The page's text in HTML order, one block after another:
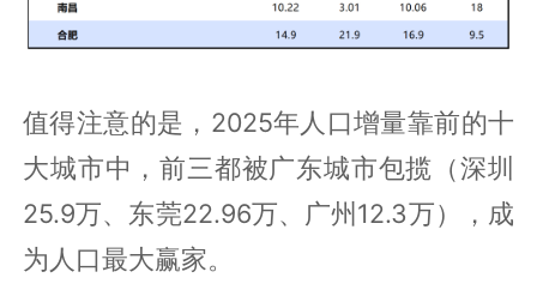
值得注意的是，2025年人口增量靠前的十
大城市中，前三都被广东城市包揽（深圳
25.9万、东莞22.96万、广州12.3万），成
为人口最大赢家。